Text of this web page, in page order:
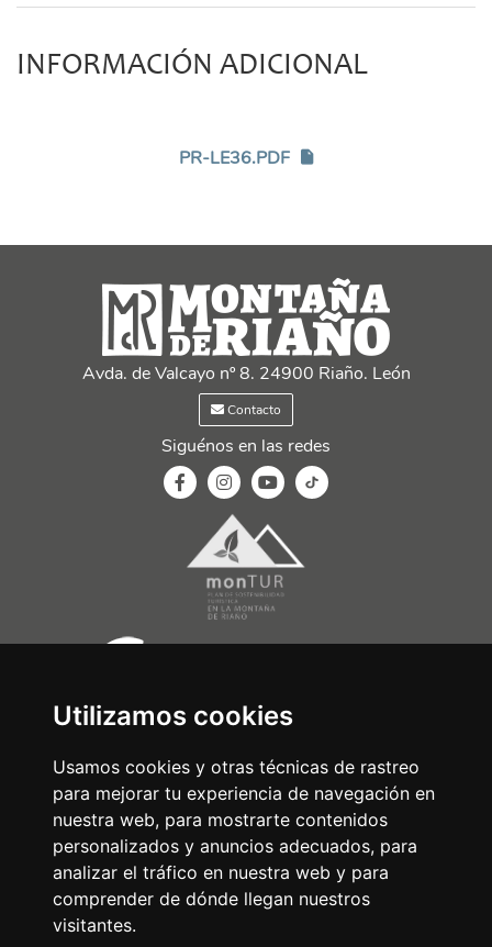
Utilizamos cookies
Usamos cookies y otras técnicas de rastreo
para mejorar tu experiencia de navegación en
nuestra web, para mostrarte contenidos
personalizados y anuncios adecuados, para
analizar el tráfico en nuestra web y para
comprender de dónde llegan nuestros
visitantes.
INFORMACIÓN ADICIONAL
PR-LE36.PDF
Avda. de Valcayo nº 8. 24900 Riaño. León
Contacto
Siguénos en las redes